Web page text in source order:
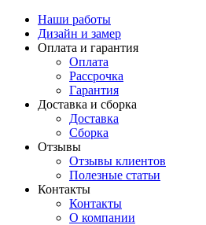
Наши работы
Дизайн и замер
Оплата и гарантия
Оплата
Рассрочка
Гарантия
Доставка и сборка
Доставка
Сборка
Отзывы
Отзывы клиентов
Полезные статьи
Контакты
Контакты
О компании